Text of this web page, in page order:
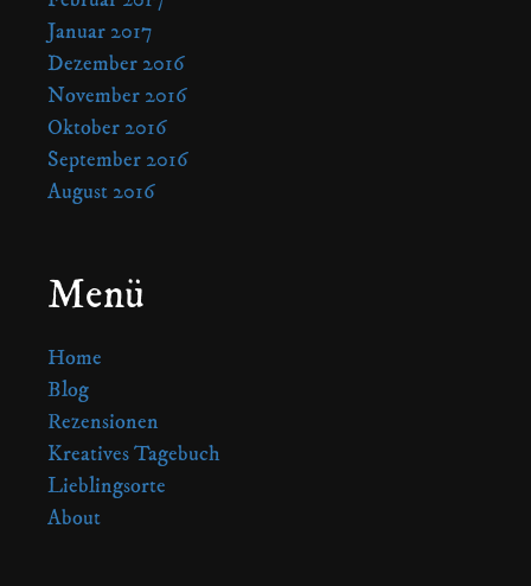
Januar 2017
Dezember 2016
November 2016
Oktober 2016
September 2016
August 2016
Menü
Home
Blog
Rezensionen
Kreatives Tagebuch
Lieblingsorte
About